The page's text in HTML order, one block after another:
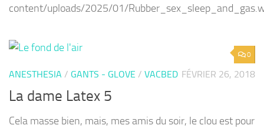
content/uploads/2025/01/
0
ANESTHESIA / GANTS - GLOVE / VACBED FÉVRIER 26, 2018
La dame Latex 5
Cela masse bien, mais, mes amis du soir, le clou est pour